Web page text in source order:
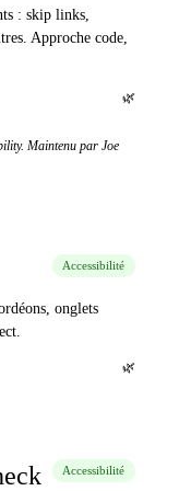
: skip links,
Approche code,
🌿
Maintenu par Joe
Accessibilité
onglets
🌿
Accessibilité